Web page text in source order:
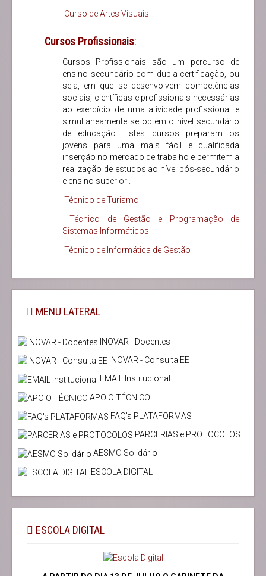
Curso de Artes Visuais
Cursos Profissionais:
Cursos Profissionais são um percurso de
ensino secundário com dupla certificação, ou
seja, em que se desenvolvem competências
sociais, científicas e profissionais necessárias
ao exercício de uma atividade profissional e
simultaneamente se obtém o nível secundário
de educação. Estes cursos preparam os
jovens para uma mais fácil e qualificada
inserção no mercado de trabalho e permitem a
realização de estudos ao nível pós-secundário
e ensino superior .
Técnico de Turismo
Técnico de Gestão e Programação de
Sistemas Informáticos
Técnico de Informática de Gestão
MENU LATERAL
INOVAR - Docentes
INOVAR - Consulta EE
EMAIL Institucional
APOIO TÉCNICO
FAQ's PLATAFORMAS
PARCERIAS e PROTOCOLOS
AESMO Solidário
ESCOLA DIGITAL
ESCOLA DIGITAL